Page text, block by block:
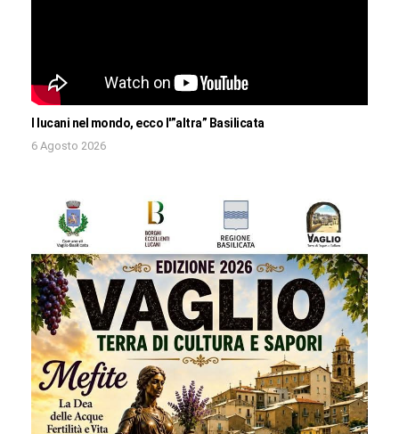
I lucani nel mondo, ecco l'”altra” Basilicata
6 Agosto 2026